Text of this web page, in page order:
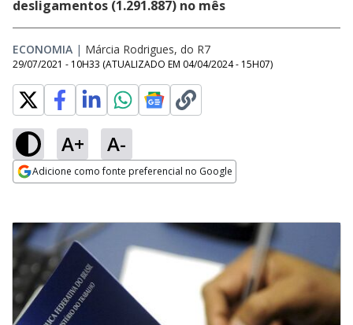
desligamentos (1.291.887) no mês
ECONOMIA | Márcia Rodrigues, do R7
29/07/2021 - 10H33 (ATUALIZADO EM 04/04/2024 - 15H07)
A+ A-
Adicione como fonte preferencial no Google